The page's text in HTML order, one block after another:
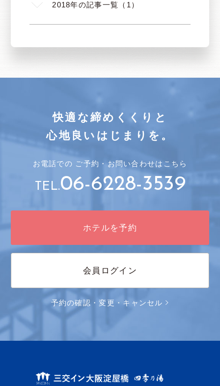
2018年の記事一覧（1）
快適な締めくくりと
心地良いはじまりを。
お電話での ご予約・ お問い合わせはこちら
TEL.06-6228-3539
ホテルを予約
会員ログイン
予約の確認・変更・キャンセル